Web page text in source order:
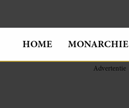
HOME MONARCHIE